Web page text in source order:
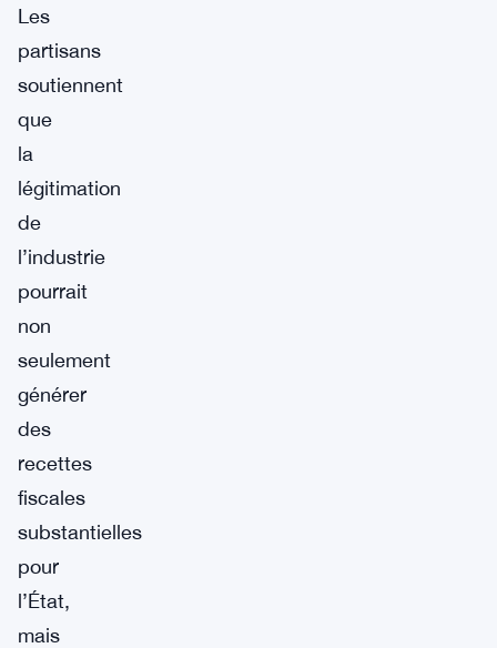
Les
partisans
soutiennent
que
la
légitimation
de
l’industrie
pourrait
non
seulement
générer
des
recettes
fiscales
substantielles
pour
l’État,
mais